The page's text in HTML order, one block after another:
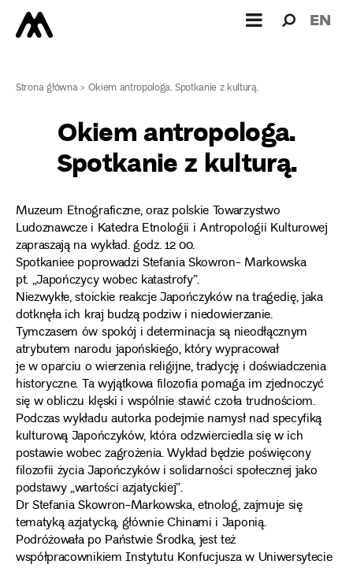
dla: EN
Strona główna>Okiem antropologa. Spotkanie z kulturą.
Okiem antropologa.
Spotkanie z kulturą.
Muzeum Etnograficzne, oraz polskie Towarzystwo
Ludoznawcze i Katedra Etnologii i Antropologii Kulturowej
zapraszają na wykład. godz. 12 00.
Spotkaniee poprowadzi Stefania Skowron- Markowska
pt. „Japończycy wobec katastrofy”.
Niezwykłe, stoickie reakcje Japończyków na tragedię, jaka
dotknęła ich kraj budzą podziw i niedowierzanie.
Tymczasem ów spokój i determinacja są nieodłącznym
atrybutem narodu japońskiego, który wypracował
je w oparciu o wierzenia religijne, tradycję i doświadczenia
historyczne. Ta wyjątkowa filozofia pomaga im zjednoczyć
się w obliczu klęski i wspólnie stawić czoła trudnościom.
Podczas wykładu autorka podejmie namysł nad specyfiką
kulturową Japończyków, która odzwierciedla się w ich
postawie wobec zagrożenia. Wykład będzie poświęcony
filozofii życia Japończyków i solidarności społecznej jako
podstawy „wartości azjatyckiej”.
Dr Stefania Skowron-Markowska, etnolog, zajmuje się
tematyką azjatycką, głównie Chinami i Japonią.
Podróżowała po Państwie Środka, jest też
współpracownikiem Instytutu Konfucjusza w Uniwersytecie